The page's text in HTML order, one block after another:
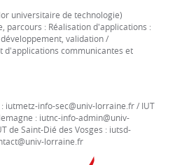
universitaire de technologie)
parcours : Réalisation d'applications :
validation /
d'applications communicantes et
iutmetz-info-sec@univ-lorraine.fr / IUT
: iutnc-info-admin@univ-
de Saint-Dié des Vosges : iutsd-
lorraine.fr